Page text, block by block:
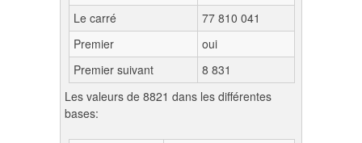
Le carré
77 810 041
Premier
oui
Premier suivant
8 831
Les valeurs de 8821 dans les différentes
bases: